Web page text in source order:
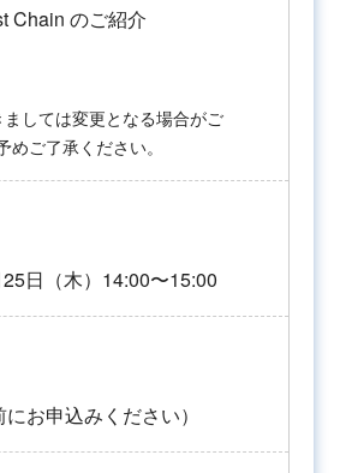
Chain のご紹介
しては変更となる場合がご
めご了承ください。
日（木）14:00〜15:00
お申込みください）